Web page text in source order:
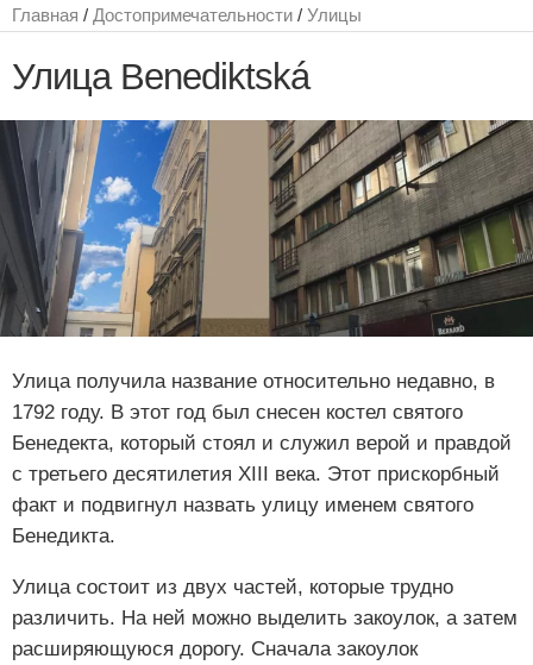
Главная / Достопримечательности / Улицы
Улица Benediktská
Улица получила название относительно недавно, в
1792 году. В этот год был снесен костел святого
Бенедекта, который стоял и служил верой и правдой
с третьего десятилетия XIII века. Этот прискорбный
факт и подвигнул назвать улицу именем святого
Бенедикта.
Улица состоит из двух частей, которые трудно
различить. На ней можно выделить закоулок, а затем
расширяющуюся дорогу. Сначала закоулок